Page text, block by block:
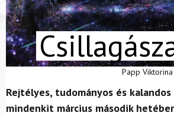
Papp
Rejtélyes, tudományos és
mindenkit március második